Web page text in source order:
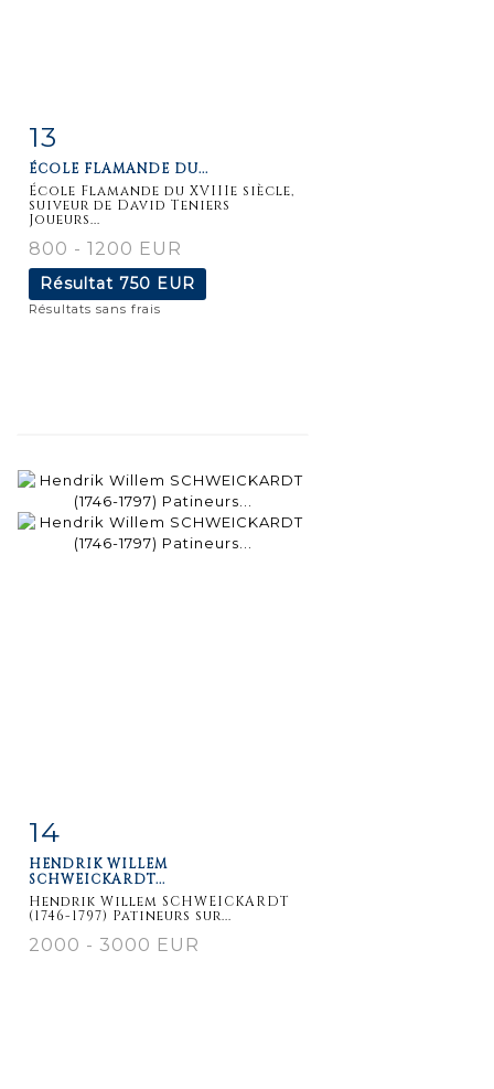
13
ÉCOLE FLAMANDE DU...
École Flamande du XVIIIe siècle,
suiveur de David Teniers
Joueurs...
800 - 1200 EUR
Résultat 750 EUR
Résultats sans frais
détaillée
14
HENDRIK WILLEM
SCHWEICKARDT...
Hendrik Willem SCHWEICKARDT
(1746-1797) Patineurs sur...
2000 - 3000 EUR